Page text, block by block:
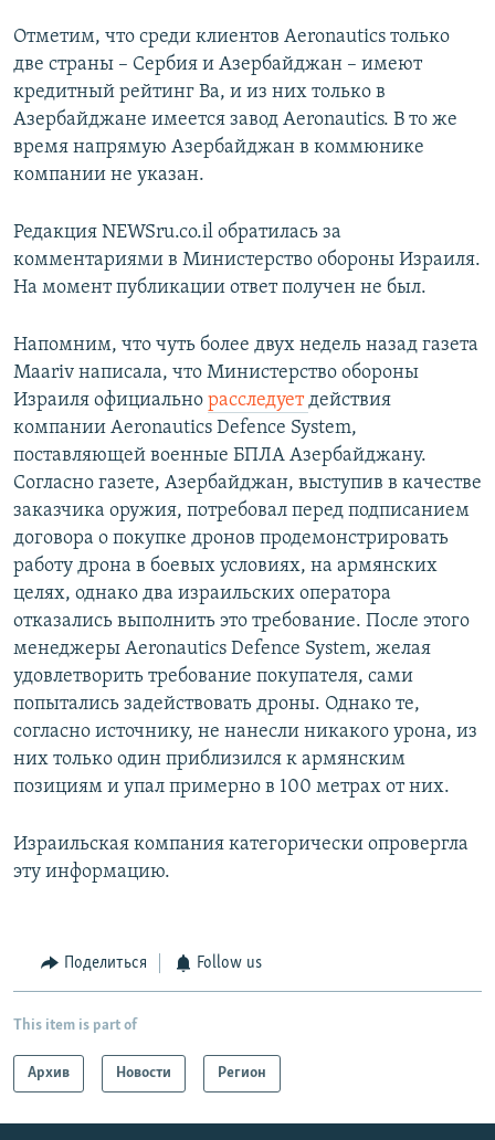
Отметим, что среди клиентов Aeronautics только
две страны – Сербия и Азербайджан – имеют
кредитный рейтинг Ba, и из них только в
Азербайджане имеется завод Aeronautics. В то же
время напрямую Азербайджан в коммюнике
компании не указан.
Редакция NEWSru.co.il обратилась за
комментариями в Министерство обороны Израиля.
На момент публикации ответ получен не был.
Напомним, что чуть более двух недель назад газета
Maariv написала, что Министерство обороны
Израиля официально расследуетдействия
компании Aeronautics Defence System,
поставляющей военные БПЛА Азербайджану.
Согласно газете, Азербайджан, выступив в качестве
заказчика оружия, потребовал перед подписанием
договора о покупке дронов продемонстрировать
работу дрона в боевых условиях, на армянских
целях, однако два израильских оператора
отказались выполнить это требование. После этого
менеджеры Aeronautics Defence System, желая
удовлетворить требование покупателя, сами
попытались задействовать дроны. Однако те,
согласно источнику, не нанесли никакого урона, из
них только один приблизился к армянским
позициям и упал примерно в 100 метрах от них.
Израильская компания категорически опровергла
эту информацию.
Поделиться Follow us
This item is part of
Архив Новости Регион